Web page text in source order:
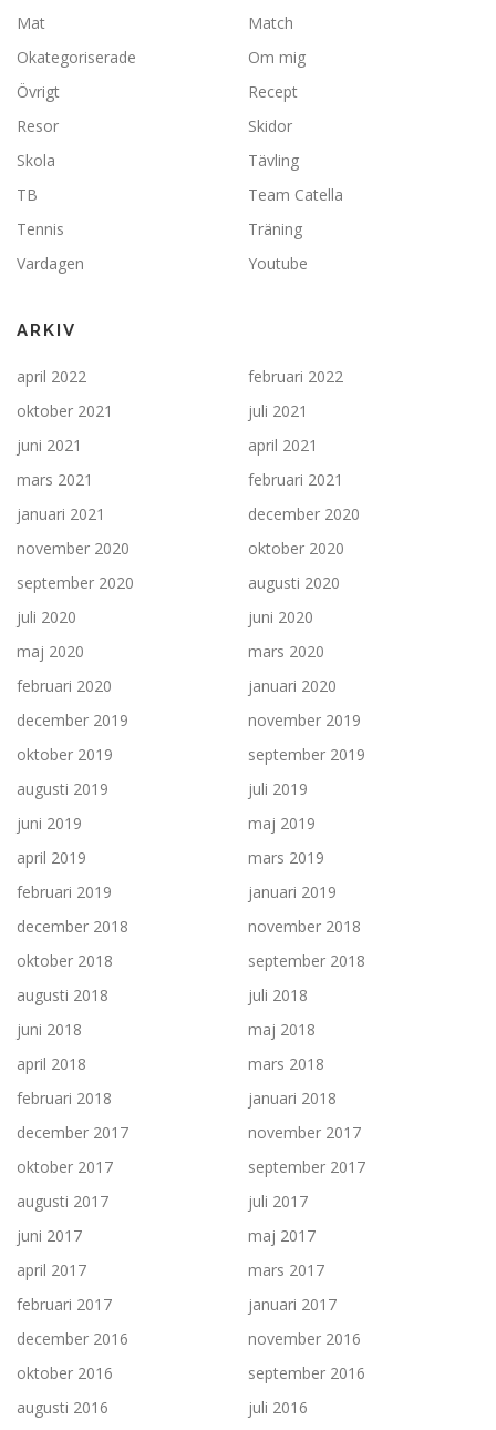
Mat
Match
Okategoriserade
Om mig
Övrigt
Recept
Resor
Skidor
Skola
Tävling
TB
Team Catella
Tennis
Träning
Vardagen
Youtube
ARKIV
april 2022
februari 2022
oktober 2021
juli 2021
juni 2021
april 2021
mars 2021
februari 2021
januari 2021
december 2020
november 2020
oktober 2020
september 2020
augusti 2020
juli 2020
juni 2020
maj 2020
mars 2020
februari 2020
januari 2020
december 2019
november 2019
oktober 2019
september 2019
augusti 2019
juli 2019
juni 2019
maj 2019
april 2019
mars 2019
februari 2019
januari 2019
december 2018
november 2018
oktober 2018
september 2018
augusti 2018
juli 2018
juni 2018
maj 2018
april 2018
mars 2018
februari 2018
januari 2018
december 2017
november 2017
oktober 2017
september 2017
augusti 2017
juli 2017
juni 2017
maj 2017
april 2017
mars 2017
februari 2017
januari 2017
december 2016
november 2016
oktober 2016
september 2016
augusti 2016
juli 2016